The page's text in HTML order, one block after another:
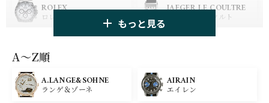
ROLEX
ロレックス
JAEGER LE COULTRE
ジャガー・ルクルト
パネライ
OMEGA
オメガ
BREGUET
ブレゲ
もっと見る
A〜Z順
A.LANGE&SOHNE
ランゲ＆ゾーネ
AIRAIN
エイレン